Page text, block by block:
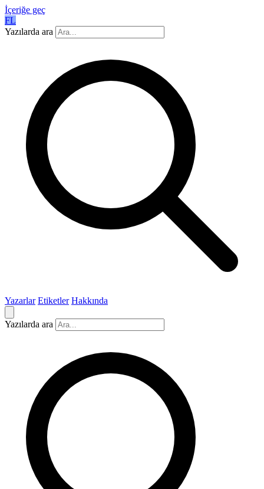
İçeriğe geç
FL
Yazılarda ara
Yazarlar Etiketler Hakkında
Yazılarda ara